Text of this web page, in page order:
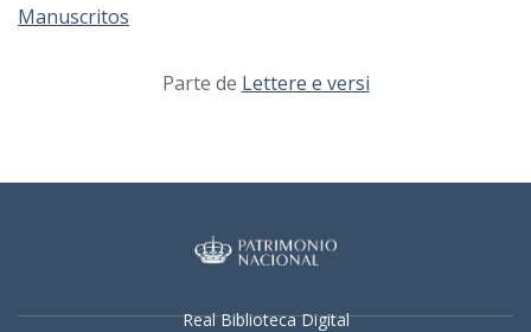
Manuscritos
Parte de Lettere e versi
Real Biblioteca Digital